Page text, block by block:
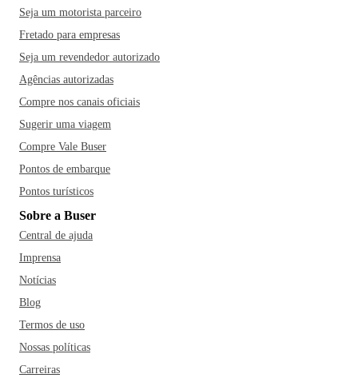
Seja um motorista parceiro
Fretado para empresas
Seja um revendedor autorizado
Agências autorizadas
Compre nos canais oficiais
Sugerir uma viagem
Compre Vale Buser
Pontos de embarque
Pontos turísticos
Sobre a Buser
Central de ajuda
Imprensa
Notícias
Blog
Termos de uso
Nossas políticas
Carreiras